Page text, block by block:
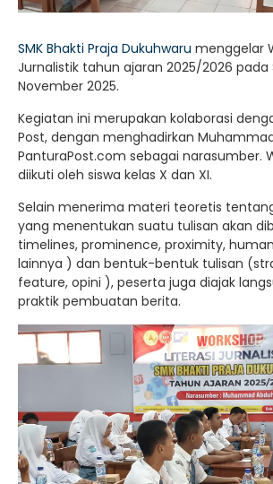
SMK Bhakti Praja Dukuhwaru menggelar
Jurnalistik tahun ajaran 2025/2026 pada
November 2025.
Kegiatan ini merupakan kolaborasi
Post, dengan menghadirkan
PanturaPost.com sebagai narasumber.
diikuti oleh siswa kelas X dan XI.
Selain menerima materi teoretis
yang menentukan suatu tulisan akan
timelines, prominence, proximity,
lainnya ) dan bentuk-bentuk tulisan
feature, opini ), peserta juga diajak
praktik pembuatan berita.